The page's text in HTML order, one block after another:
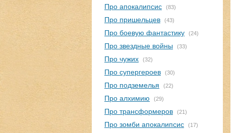
Про апокалипсис (83)
Про пришельцев (43)
Про боевую фантастику (24)
Про звездные войны (33)
Про чужих (32)
Про супергероев (30)
Про подземелья (22)
Про алхимию (29)
Про трансформеров (21)
Про зомби апокалипсис (17)